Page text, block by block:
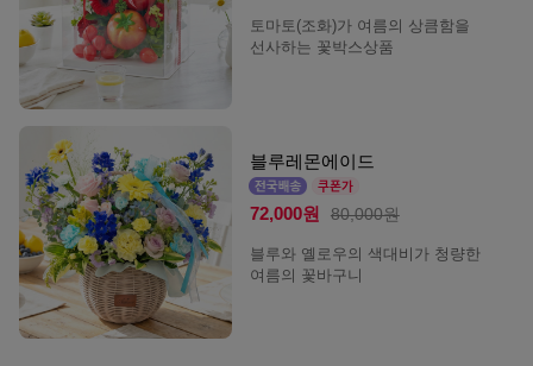
토마토(조화)가 여름의 상큼함을
선사하는 꽃박스상품
블루레몬에이드
72,000원 80,000원
블루와 옐로우의 색대비가 청량한
여름의 꽃바구니